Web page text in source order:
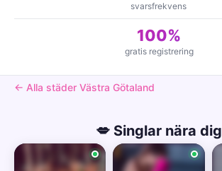
svarsfrekvens
100%
gratis registrering
← Alla städer Västra Götaland
💋 Singlar nära dig